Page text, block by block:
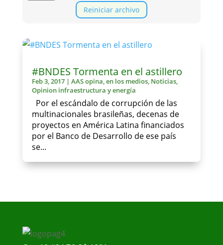
Reiniciar archivo
#BNDES Tormenta en el astillero
Feb 3, 2017| AAS opina,en los medios, Noticias,
Opinion infraestructura y energía
Por el escándalo de corrupción de las
multinacionales brasileñas, decenas de
proyectos en América Latina financiados
por el Banco de Desarrollo de ese país
se...